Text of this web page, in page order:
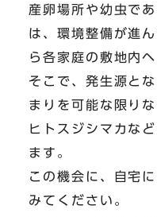
産卵場所や幼虫で
は、環境整備が進
ら各家庭の敷地内
そこで、発生源と
まりを可能な限り
ヒトスジシマカな
ます。
この機会に、自宅
みてください。